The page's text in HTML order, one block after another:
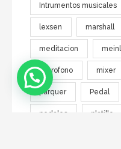
Intrumentos musicales
lexsen marshall
meditacion meinl
Microfono mixer
parquer Pedal
pedales platillo